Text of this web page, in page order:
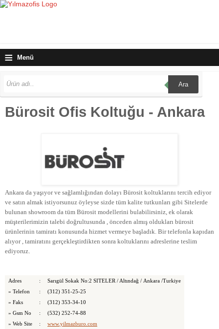
≡ Menü
Ara
Bürosit Ofis Koltuğu - Ankara
Ankara da yaşıyor ve sağlamlığından dolayı Bürosit koltuklarını tercih ediyor
ve satın almak istiyorsunuz öyleyse sizde tüm kalite tutkunları gibi Sitelerde
bulunan showroom da tüm Bürosit modellerini bulabilirsiniz, ek olarak
müşterilerimizin talebi doğrultusunda , önceden almış oldukları bürosit
ürünlerinin tamiratı konusunda hizmet vermeye başladık. Bir telefonla kapıdan
alıyor , tamiratını gerçekleştirdikten sonra koltuklarını adreslerine teslim
ediyoruz
Adres : Sarıgül Sokak No:2 SITELER / Altındağ / Ankara /Turkiye
» Telefon :
(312) 351-25-25
» Faks :
(312) 353-34-10
» Gsm No :
(532) 252-74-88
» Web Site : www.yilmazburo.com